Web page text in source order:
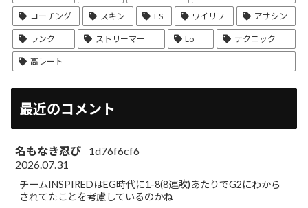
コーチング スキン FS ワイリフ アサシン
ランク ストリーマー Lo テクニック
高レート
最近のコメント
名もなき忍び
1d76f6cf6
2026.07.31
チームINSPIREDはEG時代に1-8(8連敗)あたりでG2にわから
されてたことを考慮しているのかね